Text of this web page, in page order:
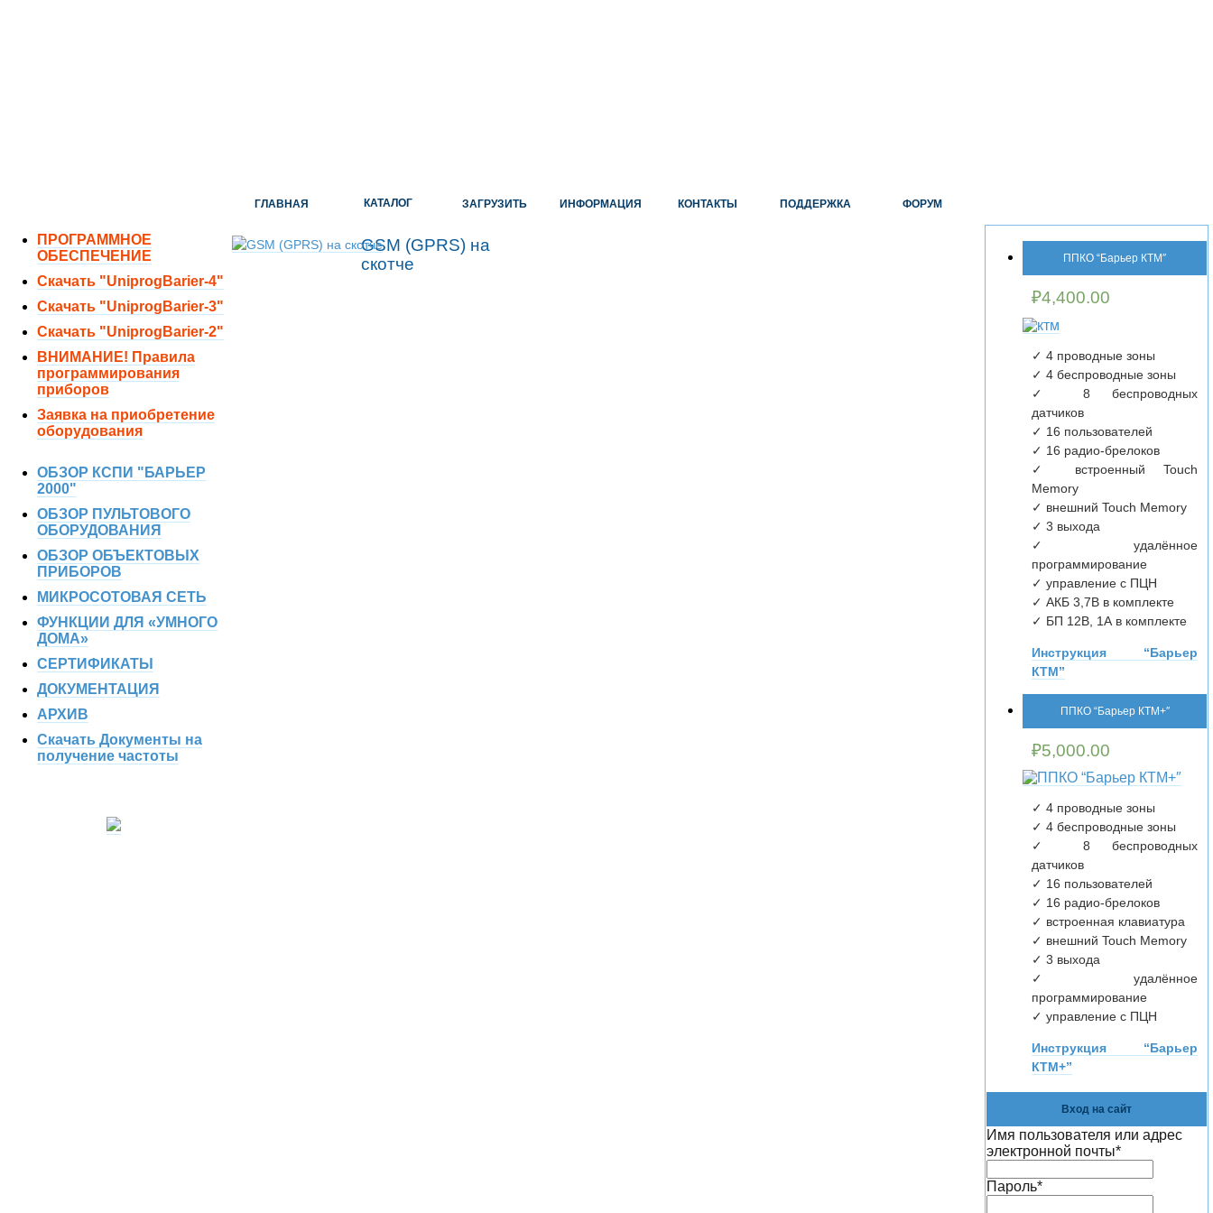
ПРОГРАММНОЕ
ОБЕСПЕЧЕНИЕ
Скачать "UniprogBarier-4"
Скачать "UniprogBarier-3"
Скачать "UniprogBarier-2"
ВНИМАНИЕ! Правила
программирования
приборов
Заявка на приобретение
оборудования
ОБЗОР КСПИ "БАРЬЕР
2000"
ОБЗОР ПУЛЬТОВОГО
ОБОРУДОВАНИЯ
ОБЗОР ОБЪЕКТОВЫХ
ПРИБОРОВ
МИКРОСОТОВАЯ СЕТЬ
ФУНКЦИИ ДЛЯ «УМНОГО
ДОМА»
СЕРТИФИКАТЫ
ДОКУМЕНТАЦИЯ
АРХИВ
Скачать Документы на
получение частоты
ГЛАВНАЯ КАТАЛОГ ЗАГРУЗИТЬ ИНФОРМАЦИЯ КОНТАКТЫ ПОДДЕРЖКА ФОРУМ
GSM (GPRS) на
скотче
ППКО “Барьер КТМ″
₽4,400.00
✓ 4 проводные зоны
✓ 4 беспроводные зоны
✓ 8 беспроводных
датчиков
✓ 16 пользователей
✓ 16 радио-брелоков
✓ встроенный Touch
Memory
✓ внешний Touch Memory
✓ 3 выхода
✓ удалённое
программирование
✓ управление с ПЦН
✓ АКБ 3,7В в комплекте
✓ БП 12В, 1А в комплекте
Инструкция “Барьер
КТМ”
ППКО “Барьер КТМ+″
₽5,000.00
✓ 4 проводные зоны
✓ 4 беспроводные зоны
✓ 8 беспроводных
датчиков
✓ 16 пользователей
✓ 16 радио-брелоков
✓ встроенная клавиатура
✓ внешний Touch Memory
✓ 3 выхода
✓ удалённое
программирование
✓ управление с ПЦН
Инструкция “Барьер
КТМ+”
Вход на сайт
Имя пользователя или адрес
электронной почты*
Пароль*